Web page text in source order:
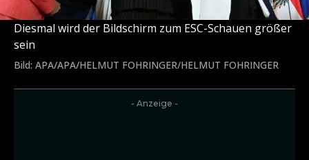
Diesmal wird der Bildschirm zum ESC-Schauen größer
sein
Bild: APA/APA/HELMUT FOHRINGER/HELMUT FOHRINGER
- Anzeige -